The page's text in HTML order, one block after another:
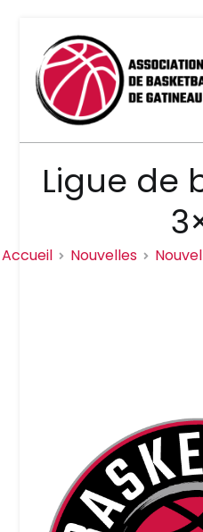
contenu
Association
de Gatineau
Ligue de
Accueil Nouvelles